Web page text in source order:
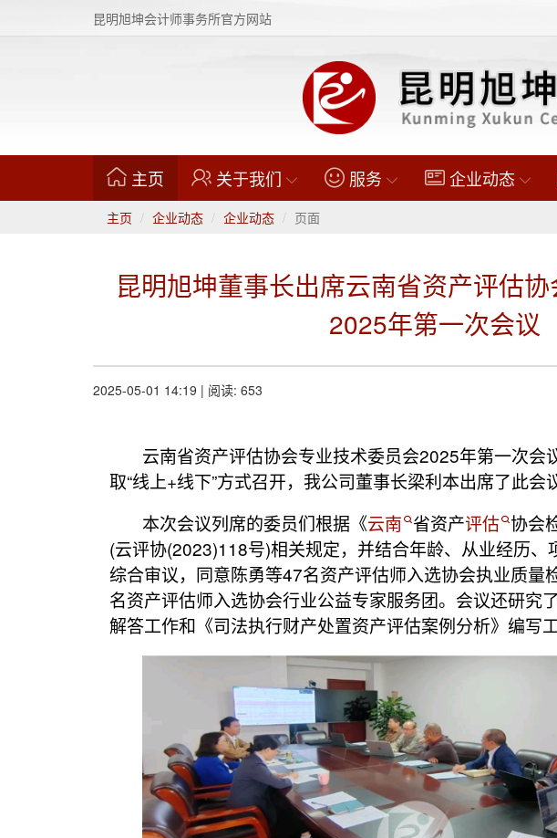
昆明旭坤会计师事务所官方网站
主页 (current)关于我们 服务 企业动态
主页 企业动态 企业动态 页面
昆明旭坤董事长出席云南省资产评估
2025年第一次会议
2025-05-01 14:19 | 阅读: 653
云南省资产评估协会专业技术委员会2025年第一次会
取“线上+线下”方式召开，我公司董事长梁利本出席了此会
本次会议列席的委员们根据《云南 省资产评估 协会
(云评协(2023)118号)相关规定，并结合年龄、从业经历、
综合审议，同意陈勇等47名资产评估师入选协会执业质量
名资产评估师入选协会行业公益专家服务团。会议还研究
解答工作和《司法执行财产处置资产评估案例分析》编写工